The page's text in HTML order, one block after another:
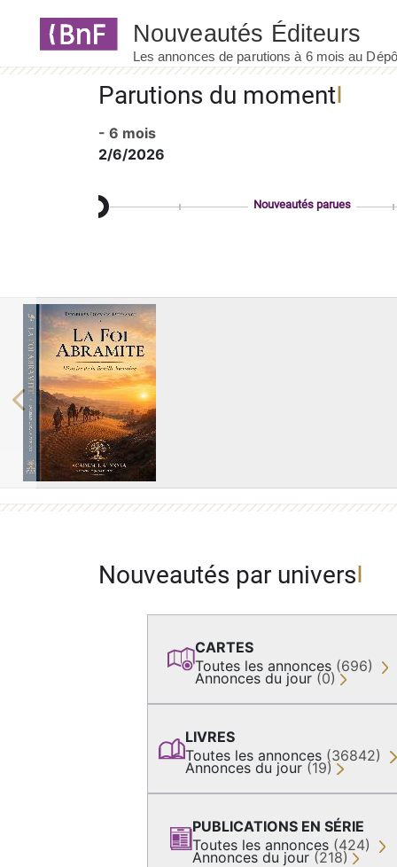
Parutions du moment
- 6 mois
2/6/2026
Nouveautés parues
Previous
Nouveautés par univers
CARTES
Toutes les annonces (696)
Annonces du jour (0)
LIVRES
Toutes les annonces (36842)
Annonces du jour (19)
PUBLICATIONS EN SÉRIE
Toutes les annonces (424)
Annonces du jour (218)